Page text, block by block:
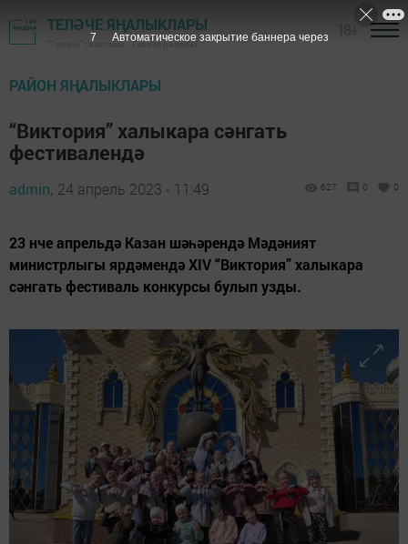
ТЕЛӘЧЕ ЯҢАЛЫКЛАРЫ
"Теләче" газетасы - Теләче районы
РАЙОН ЯҢАЛЫКЛАРЫ
“Виктория” халыкара сәнгать
фестивалендә
admin, 24 апрель 2023 - 11:49 627 0 0
23 нче апрельдә Казан шәһәрендә Мәдәният
министрлыгы ярдәмендә XIV “Виктория” халыкара
сәнгать фестиваль конкурсы булып узды.
6 Автоматическое закрытие баннера через